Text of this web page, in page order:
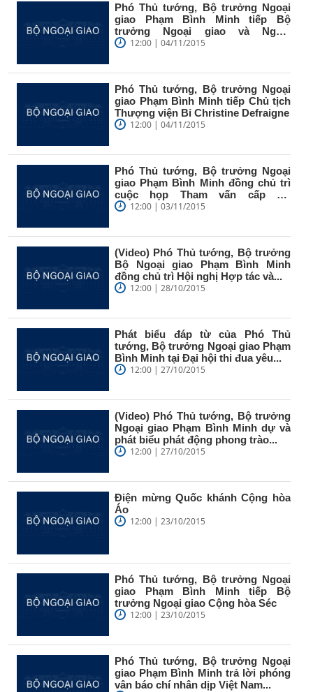
Phó Thủ tướng, Bộ trưởng Ngoại
giao Phạm Bình Minh tiếp Bộ
trưởng Ngoại giao và Ngoại
thương Cộng...
12:00 | 04/11/2015
Phó Thủ tướng, Bộ trưởng Ngoại
giao Phạm Bình Minh tiếp Chủ tịch
Thượng viện Bỉ Christine Defraigne
12:00 | 04/11/2015
Phó Thủ tướng, Bộ trưởng Ngoại
giao Phạm Bình Minh đồng chủ trì
cuộc họp Tham vấn cấp Bộ
trưởng...
12:00 | 03/11/2015
(Video) Phó Thủ tướng, Bộ trưởng
Bộ Ngoại giao Phạm Bình Minh
đồng chủ trì Hội nghị Hợp tác và...
12:00 | 28/10/2015
Phát biểu đáp từ của Phó Thủ
tướng, Bộ trưởng Ngoại giao Phạm
Bình Minh tại Đại hội thi đua yêu...
12:00 | 27/10/2015
(Video) Phó Thủ tướng, Bộ trưởng
Ngoại giao Phạm Bình Minh dự và
phát biểu phát động phong trào...
12:00 | 27/10/2015
Điện mừng Quốc khánh Cộng hòa
Áo
12:00 | 23/10/2015
Phó Thủ tướng, Bộ trưởng Ngoại
giao Phạm Bình Minh tiếp Bộ
trưởng Ngoại giao Cộng hòa Séc
12:00 | 23/10/2015
Phó Thủ tướng, Bộ trưởng Ngoại
giao Phạm Bình Minh trả lời phóng
vân báo chí nhân dịp Việt Nam...